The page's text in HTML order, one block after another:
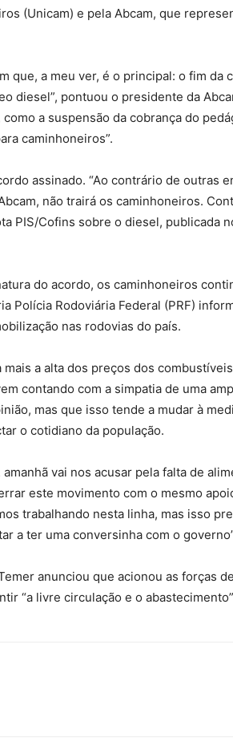
(Unicam) e pela Abcam, que
que, a meu ver, é o principal: o fim da
diesel”, pontuou o presidente da
a suspensão da cobrança do
caminhoneiros”.
assinado. “Ao contrário de outras
não trairá os caminhoneiros.
PIS/Cofins sobre o diesel, publicada
do acordo, os caminhoneiros
Polícia Rodoviária Federal (PRF)
nas rodovias do país.
a alta dos preços dos
contando com a simpatia de uma
mas que isso tende a mudar à
o cotidiano da população.
vai nos acusar pela falta de
este movimento com o mesmo
trabalhando nesta linha, mas isso
a ter uma conversinha com o
anunciou que acionou as forças
“a livre circulação e o